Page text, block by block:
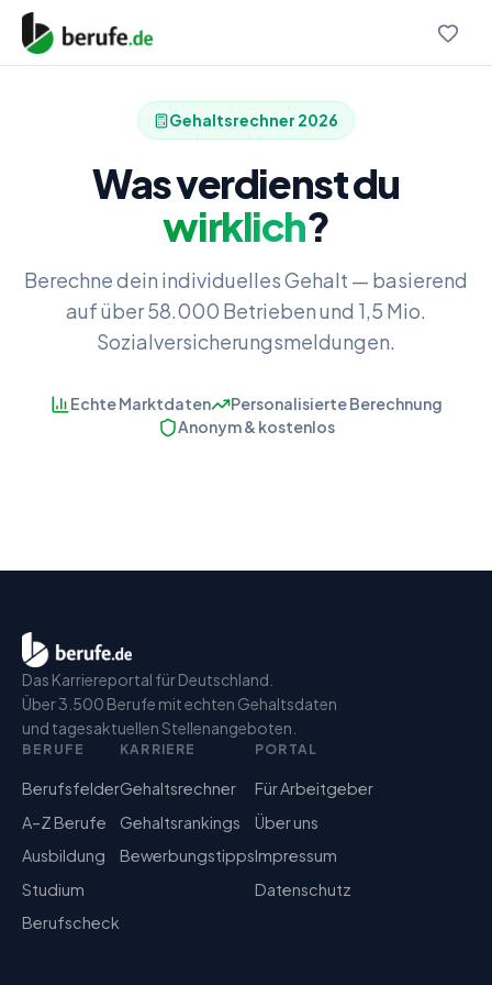
Gehaltsrechner 2026
Was verdienst du
wirklich?
Berechne dein individuelles Gehalt — basierend
auf über 58.000 Betrieben und 1,5 Mio.
Sozialversicherungsmeldungen.
Echte Marktdaten
Personalisierte Berechnung
Anonym & kostenlos
Das Karriereportal für Deutschland.
Über 3.500 Berufe mit echten Gehaltsdaten
und tagesaktuellen Stellenangeboten.
BERUFE
Berufsfelder
A–Z Berufe
Ausbildung
Studium
Berufscheck
KARRIERE
Gehaltsrechner
Gehaltsrankings
Bewerbungstipps
PORTAL
Für Arbeitgeber
Über uns
Impressum
Datenschutz